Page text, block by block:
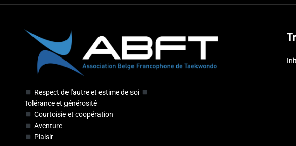
Respect de l'autre et estime de soi
Tolérance et générosité
Courtoisie et coopération
Aventure
Plaisir